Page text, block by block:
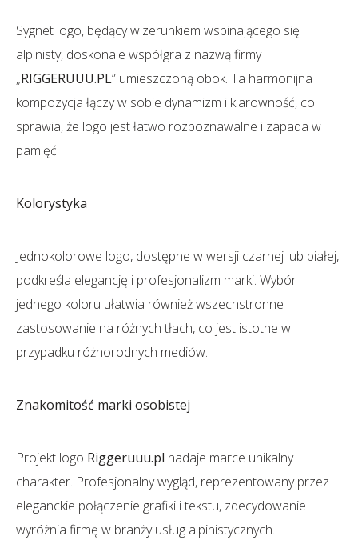
Sygnet logo, będący wizerunkiem wspinającego się
alpinisty, doskonale współgra z nazwą firmy
„RIGGERUUU.PL” umieszczoną obok. Ta harmonijna
kompozycja łączy w sobie dynamizm i klarowność, co
sprawia, że logo jest łatwo rozpoznawalne i zapada w
pamięć.
Kolorystyka
Jednokolorowe logo, dostępne w wersji czarnej lub białej,
podkreśla elegancję i profesjonalizm marki. Wybór
jednego koloru ułatwia również wszechstronne
zastosowanie na różnych tłach, co jest istotne w
przypadku różnorodnych mediów.
Znakomitość marki osobistej
Projekt logo Riggeruuu.pl nadaje marce unikalny
charakter. Profesjonalny wygląd, reprezentowany przez
eleganckie połączenie grafiki i tekstu, zdecydowanie
wyróżnia firmę w branży usług alpinistycznych.